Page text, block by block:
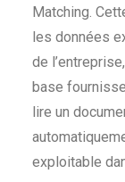
Matching.
les données
de
base
lire un
exploitable